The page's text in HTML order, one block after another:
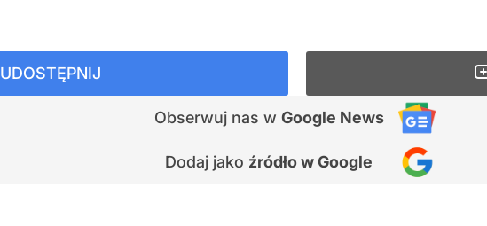
UDOSTĘPNIJ
Obserwuj nas w Google News
Dodaj jako źródło w Google